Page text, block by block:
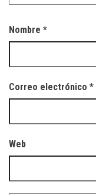
Nombre *
Correo electrónico *
Web